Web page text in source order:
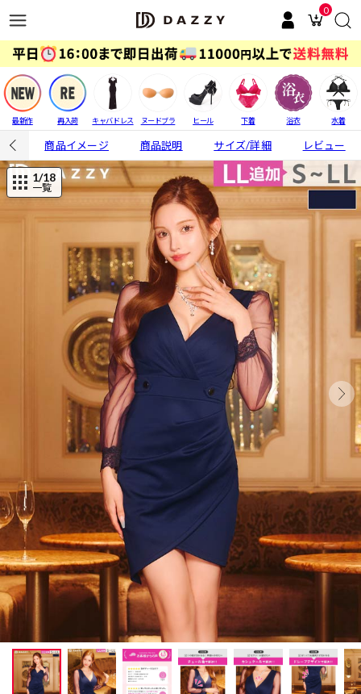
0
最新作 再入荷 キャバドレス ヌードブラ ヒール 下着 浴衣 水着
商品イメージ 商品説明 サイズ/詳細 レビュー
1/18
一覧